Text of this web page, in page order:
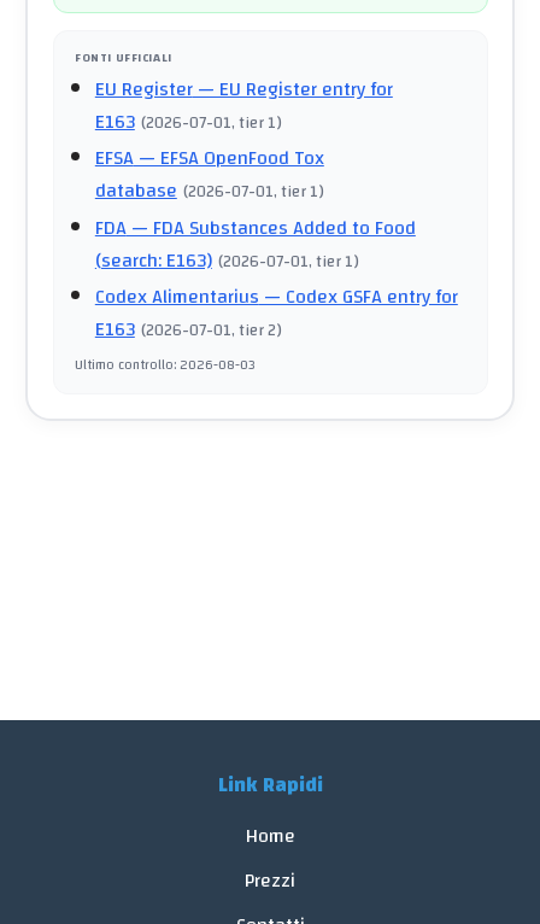
FONTI UFFICIALI
EU Register— EU Register entry for
E163 (2026-07-01, tier 1)
EFSA— EFSA OpenFood Tox
database (2026-07-01, tier 1)
FDA— FDA Substances Added to Food
(search: E163) (2026-07-01, tier 1)
Codex Alimentarius— Codex GSFA entry for
E163 (2026-07-01, tier 2)
Ultimo controllo:2026-08-03
Link Rapidi
Home
Prezzi